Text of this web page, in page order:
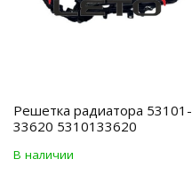
Решетка радиатора 53101-
33620 5310133620
В наличии